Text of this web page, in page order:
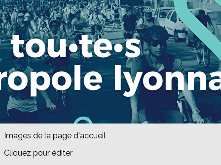
Exporter les lignes sélectionnées
Exporter toutes les colonnes
Exporter uniquement les colonnes affichées
Menu
>
Boutique
Evénements
?>
Images de la page d'accueil
Cliquez pour éditer